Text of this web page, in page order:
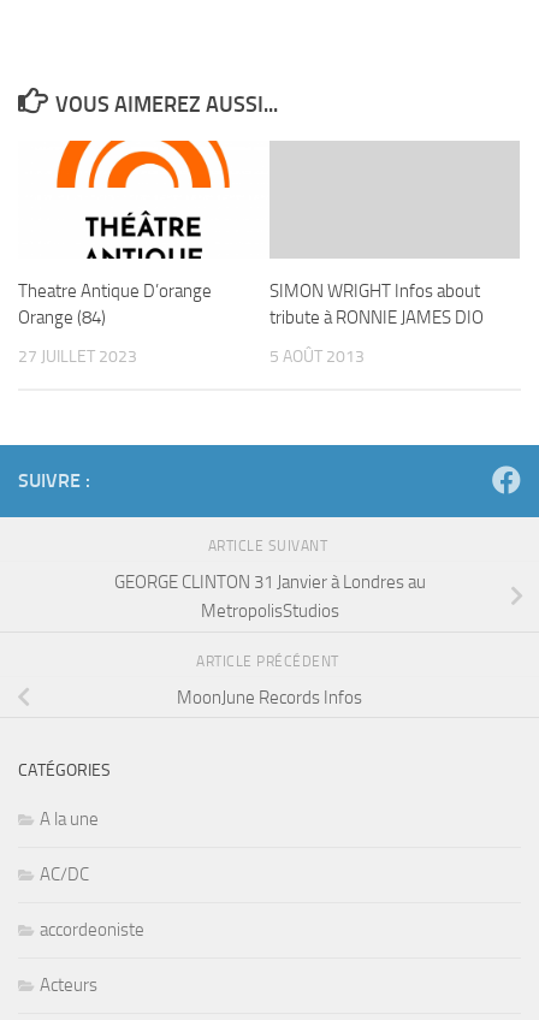
VOUS AIMEREZ AUSSI...
Theatre Antique D’orange
Orange (84)
27 JUILLET 2023
SIMON WRIGHT Infos about
tribute à RONNIE JAMES DIO
5 AOÛT 2013
SUIVRE :
ARTICLE SUIVANT
GEORGE CLINTON 31 Janvier à Londres au
MetropolisStudios
ARTICLE PRÉCÉDENT
MoonJune Records Infos
CATÉGORIES
A la une
AC/DC
accordeoniste
Acteurs